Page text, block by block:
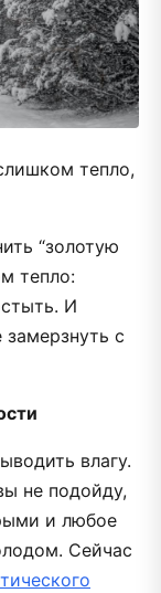
тепло,
“золотую
тепло:
И
с
влагу.
не подойду,
и любое
Сейчас